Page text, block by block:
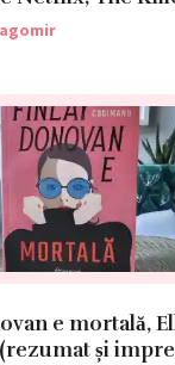
e mortală,
și